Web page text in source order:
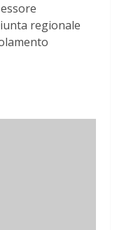
regionale